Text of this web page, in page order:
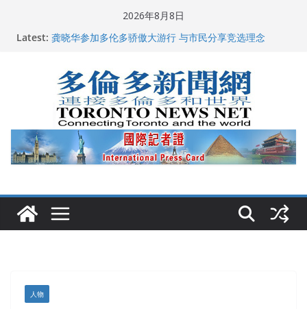
2026年8月8日
Latest: 龚晓华参加多伦多骄傲大游行 与市民分享竞选理念
特朗普称加拿大“不友善”并批评其领导层 卡尼：谈判事
关加拿大就业
2026加拿大青少年儿童绘画比赛颁奖典礼多伦多举行
人物